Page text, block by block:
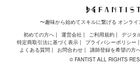
〜趣味から始めてスキルに繋げる オンラ
初めての方へ
運営会社 ご利用規約
デジタ
特定商取引法に基づく表示
プライバシーポリシー
よくある質問
お問合わせ 講師登録を希望の方
© FANTIST ALL RIGHTS